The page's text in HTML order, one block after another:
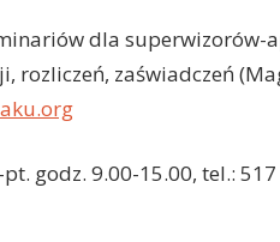
dla superwizorów-
rozliczeń, zaświadczeń
godz. 9.00-15.00, tel.: